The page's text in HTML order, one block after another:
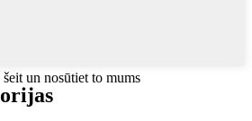
un nosūtiet to mums